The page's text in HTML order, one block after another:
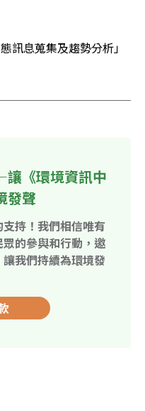
訊息蒐集及趨勢分析」
《環境資訊中
發聲
支持！我們相信唯有
的參與和行動，邀
我們持續為環境發